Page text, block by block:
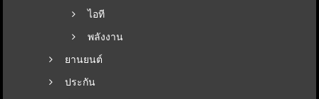
ไอที
พลังงาน
ยานยนต์
ประกัน